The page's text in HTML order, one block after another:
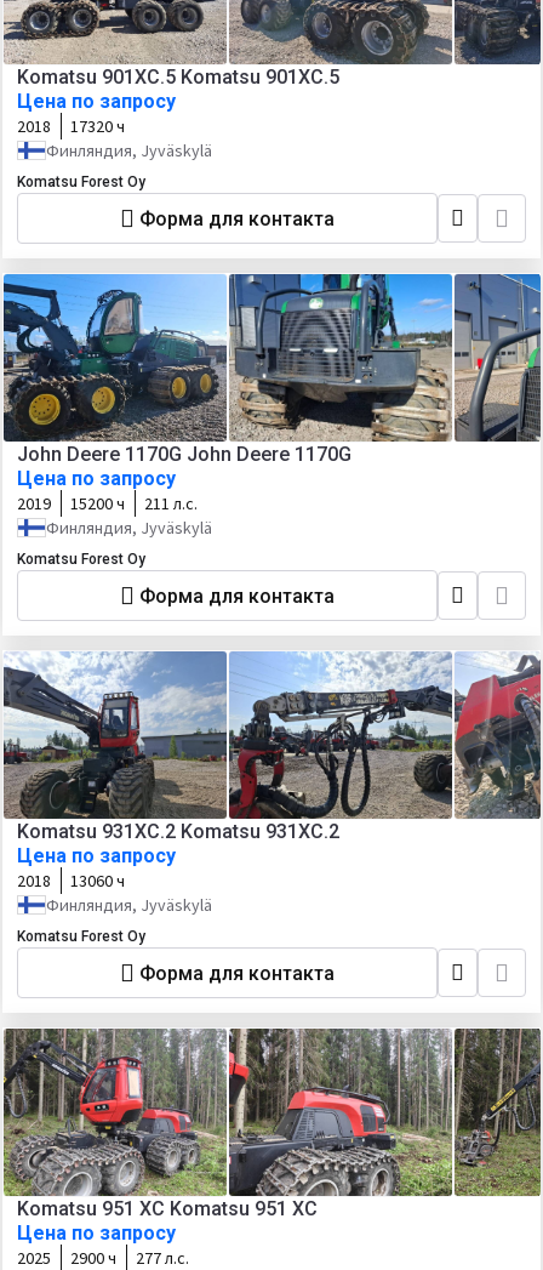
Komatsu 901XC.5 Komatsu 901XC.5
Цена по запросу
2018
17320 ч
Финляндия, Jyväskylä
Komatsu Forest Oy
Форма для контакта
John Deere 1170G John Deere 1170G
Цена по запросу
2019 15200 ч
211 л.с.
Финляндия, Jyväskylä
Komatsu Forest Oy
Форма для контакта
Komatsu 931XC.2 Komatsu 931XC.2
Цена по запросу
2018
13060 ч
Финляндия, Jyväskylä
Komatsu Forest Oy
Форма для контакта
Komatsu 951 XC Komatsu 951 XC
Цена по запросу
2025 2900 ч
277 л.с.